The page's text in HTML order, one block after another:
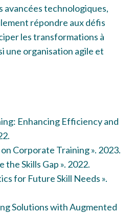
avancées technologiques,
répondre aux défis
les transformations à
une organisation agile et
Enhancing Efficiency and
Corporate Training ». 2023.
the Skills Gap ». 2022.
for Future Skill Needs ».
Solutions with Augmented